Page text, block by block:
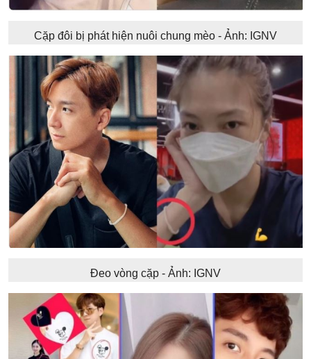
Cặp đôi bị phát hiện nuôi chung mèo - Ảnh: IGNV
Đeo vòng cặp - Ảnh: IGNV